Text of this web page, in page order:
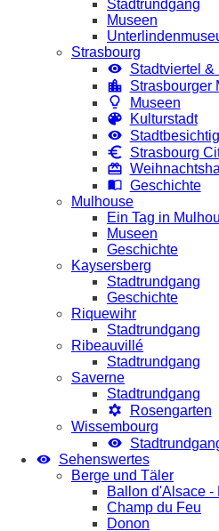
Stadtrundgang
Museen
Strasbourg
Stadtviertel
Strasbourger
Museen
Kulturstadt
Strasbourg
Geschichte
Mulhouse
Ein Tag in
Museen
Geschichte
Kaysersberg
Stadtrundgang
Geschichte
Riquewihr
Stadtrundgang
Ribeauvillé
Stadtrundgang
Saverne
Stadtrundgang
Rosengarten
Wissembourg
Sehenswertes
Berge und Täler
Ballon d'Alsace -
Champ du Feu
Donon